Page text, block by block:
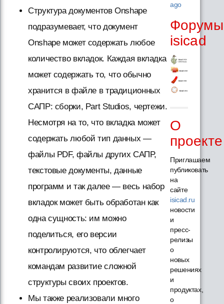
Структура документов Onshape
подразумевает, что документ
Onshape может содержать любое
количество вкладок. Каждая вкладка
может содержать то, что обычно
хранится в файле в традиционных
САПР: сборки, Part Studios, чертежи.
Несмотря на то, что вкладка может
содержать любой тип данных —
файлы PDF, файлы других САПР,
текстовые документы, данные
программ и так далее — весь набор
вкладок может быть обработан как
одна сущность: им можно
поделиться, его версии
контролируются, что облегчает
командам развитие сложной
структуры своих проектов.
Мы также реализовали много
ago
Форумы
isicad
О
проекте
Приглашаем
публиковать
на
сайте
isicad.ru
новости
и
пресс-
релизы
о
новых
решениях
и
продуктах,
о